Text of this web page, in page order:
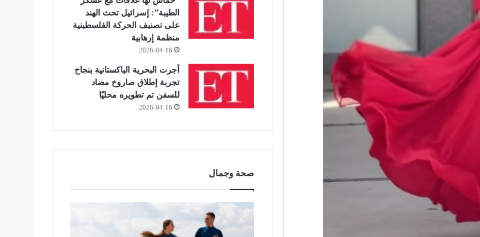
الطيبة”: إسرائيل تحث الهند
على تصنيف الحركة الفلسطينية
منظمة إرهابية
2026-04-16
أجرت البحرية الباكستانية بنجاح
تجربة إطلاق صاروخ مضاد
للسفن تم تطويره محليًا
2026-04-16
صحة وجمال